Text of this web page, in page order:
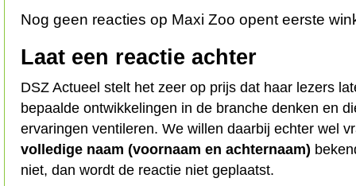
Nog geen reacties op Maxi Zoo opent eerste
Laat een reactie achter
DSZ Actueel stelt het zeer op prijs dat haar lezers
bepaalde ontwikkelingen in de branche denken en
ervaringen ventileren. We willen daarbij echter wel
volledige naam (voornaam en achternaam)
niet, dan wordt de reactie niet geplaatst.